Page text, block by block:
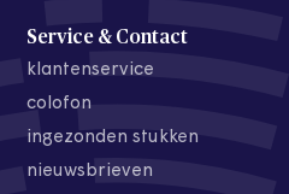
Service & Contact
klantenservice
colofon
ingezonden stukken
nieuwsbrieven